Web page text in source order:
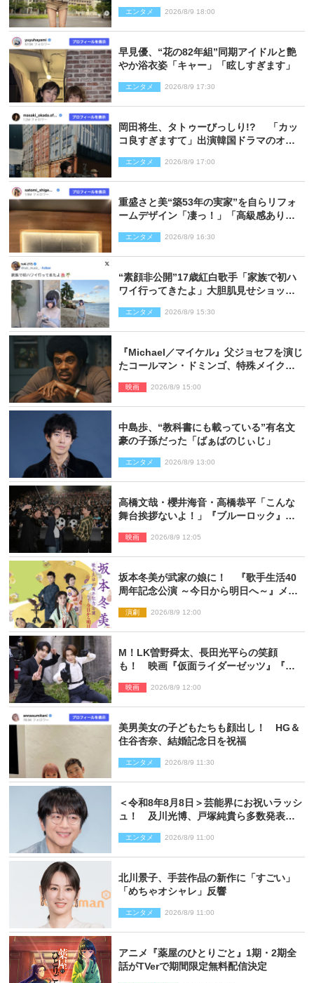
エンタメ 2026/8/9 18:00
早見優、“花の82年組”同期アイドルと艶
やか浴衣姿「キャー」「眩しすぎます」
エンタメ 2026/8/9 17:30
岡田将生、タトゥーびっしり!? 「カッ
コ良すぎますて」出演韓国ドラマのオフ
エンタメ 2026/8/9 17:00
重盛さと美“築53年の実家”を自らリフォ
ームデザイン「凄っ！」「高級感ありま
エンタメ 2026/8/9 16:30
“素顔非公開”17歳紅白歌手「家族で初ハ
ワイ行ってきたよ」大胆肌見せショット
エンタメ 2026/8/9 15:30
『Michael／マイケル』父ジョセフを演じ
たコールマン・ドミンゴ、特殊メイクに2
映画 2026/8/9 15:00
中島歩、“教科書にも載っている”有名文
豪の子孫だった「ばぁばのじぃじ」
エンタメ 2026/8/9 13:00
高橋文哉・櫻井海音・高橋恭平「こんな
舞台挨拶ないよ！」『ブルーロック』自
映画 2026/8/9 12:05
坂本冬美が武家の娘に！ 『歌手生活40
周年記念公演 ～今日から明日へ～』メイ
演劇 2026/8/9 12:00
M！LK曽野舜太、長田光平らの笑顔
も！ 映画『仮面ライダーゼッツ』『超
ショット到着
映画 2026/8/9 12:00
美男美女の子どもたちも顔出し！ HG＆
住谷杏奈、結婚記念日を祝福
エンタメ 2026/8/9 11:30
＜令和8年8月8日＞芸能界にお祝いラッシ
ュ！ 及川光博、戸塚純貴ら多数発表結
エンタメ 2026/8/9 11:00
北川景子、手芸作品の新作に「すごい」
「めちゃオシャレ」反響
エンタメ 2026/8/9 11:00
アニメ『薬屋のひとりごと』1期・2期全
話がTVerで期間限定無料配信決定